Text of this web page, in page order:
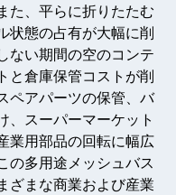
た、平らに折りたたむ
状態の占有が大幅に削
ない期間の空のコンテ
と倉庫保管コストが削
ペアパーツの保管、バ
、スーパーマーケット
業用部品の回転に幅広
の多用途メッシュバス
ざまな商業および産業